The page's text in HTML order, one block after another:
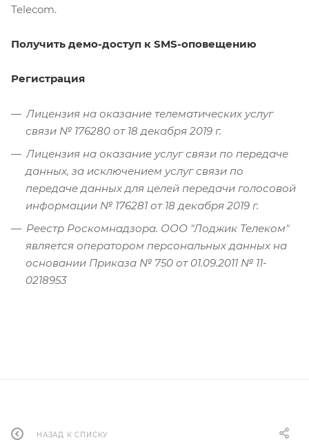
Telecom.
Получить демо-доступ к SMS-оповещению
Регистрация
Лицензия на оказание телематических услуг
связи № 176280 от 18 декабря 2019 г.
Лицензия на оказание услуг связи по передаче
данных, за исключением услуг связи по
передаче данных для целей передачи голосовой
информации № 176281 от 18 декабря 2019 г.
Реестр Роскомнадзора. ООО "Лоджик Телеком"
является оператором персональных данных на
основании Приказа № 750 от 01.09.2011 № 11-
0218953
НАЗАД К СПИСКУ